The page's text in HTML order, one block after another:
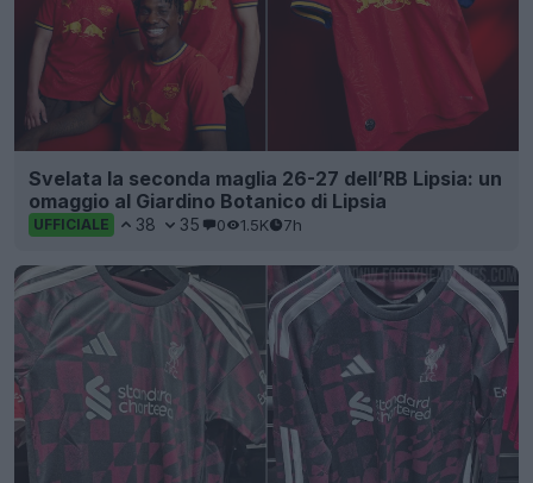
Svelata la seconda maglia 26-27 dell’RB Lipsia: un
omaggio al Giardino Botanico di Lipsia
UFFICIALE 38 35 0 1.5K 7h